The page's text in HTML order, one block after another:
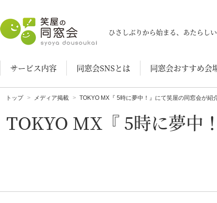
笑屋の同窓会
ひさしぶりから始まる、あたらし
サービス内容 同窓会SNSとは 同窓会おすすめ会
トップ メディア掲載 TOKYO MX『 5時に夢中！』にて笑屋の同窓会が紹
TOKYO MX『 5時に夢中